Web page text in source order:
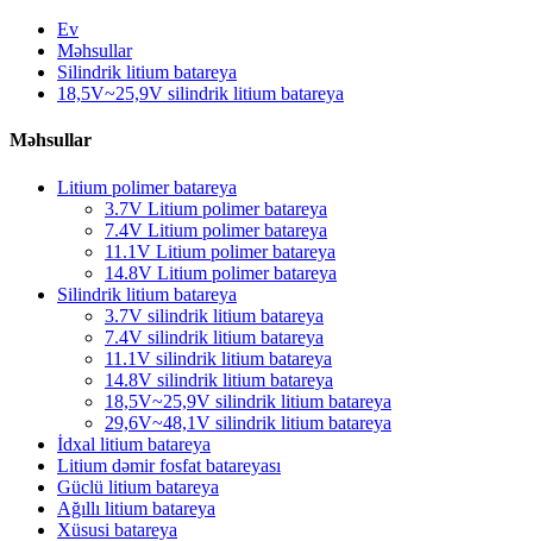
Ev
Məhsullar
Silindrik litium batareya
18,5V~25,9V silindrik litium batareya
Məhsullar
Litium polimer batareya
3.7V Litium polimer batareya
7.4V Litium polimer batareya
11.1V Litium polimer batareya
14.8V Litium polimer batareya
Silindrik litium batareya
3.7V silindrik litium batareya
7.4V silindrik litium batareya
11.1V silindrik litium batareya
14.8V silindrik litium batareya
18,5V~25,9V silindrik litium batareya
29,6V~48,1V silindrik litium batareya
İdxal litium batareya
Litium dəmir fosfat batareyası
Güclü litium batareya
Ağıllı litium batareya
Xüsusi batareya